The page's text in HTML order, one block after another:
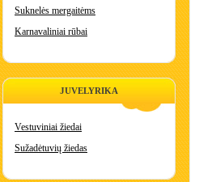
Suknelės mergaitėms
Karnavaliniai rūbai
JUVELYRIKA
Vestuviniai žiedai
Sužadėtuvių žiedas